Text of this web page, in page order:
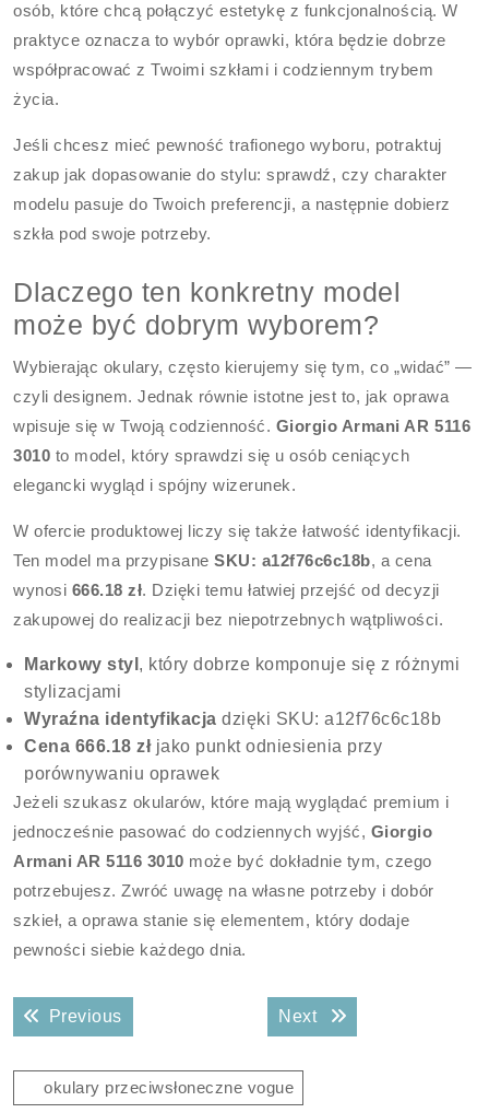
osób, które chcą połączyć estetykę z funkcjonalnością. W
praktyce oznacza to wybór oprawki, która będzie dobrze
współpracować z Twoimi szkłami i codziennym trybem
życia.
Jeśli chcesz mieć pewność trafionego wyboru, potraktuj
zakup jak dopasowanie do stylu: sprawdź, czy charakter
modelu pasuje do Twoich preferencji, a następnie dobierz
szkła pod swoje potrzeby.
Dlaczego ten konkretny model
może być dobrym wyborem?
Wybierając okulary, często kierujemy się tym, co „widać” —
czyli designem. Jednak równie istotne jest to, jak oprawa
wpisuje się w Twoją codzienność. Giorgio Armani AR 5116
3010 to model, który sprawdzi się u osób ceniących
elegancki wygląd i spójny wizerunek.
W ofercie produktowej liczy się także łatwość identyfikacji.
Ten model ma przypisaneSKU: a12f76c6c18b, a cena
wynosi 666.18 zł. Dzięki temu łatwiej przejść od decyzji
zakupowej do realizacji bez niepotrzebnych wątpliwości.
Markowy styl , który dobrze komponuje się z różnymi
stylizacjami
Wyraźna identyfikacja dzięki SKU: a12f76c6c18b
Cena 666.18 złjako punkt odniesienia przy
porównywaniu oprawek
Jeżeli szukasz okularów, które mają wyglądać premium i
jednocześnie pasować do codziennych wyjść, Giorgio
Armani AR 5116 3010 może być dokładnie tym, czego
potrzebujesz. Zwróć uwagę na własne potrzeby i dobór
szkieł, a oprawa stanie się elementem, który dodaje
pewności siebie każdego dnia.
Nawigacja
wpisuPreviousPrevious post: Next Next post:
okulary przeciwsłoneczne vogue